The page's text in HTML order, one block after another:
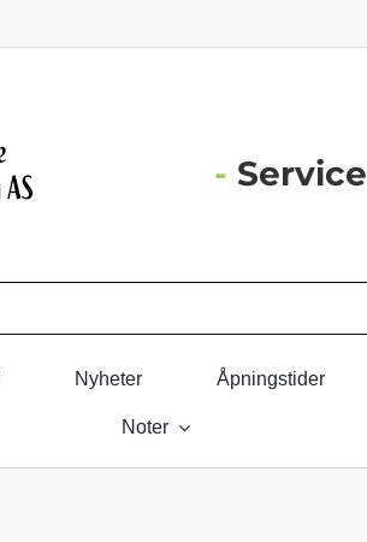
- Service
Nyheter Åpningstider
Noter